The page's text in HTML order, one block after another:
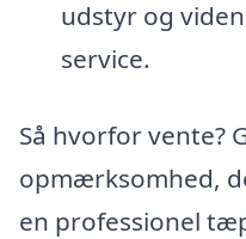
udstyr og
service.
Så hvorfor vente?
opmærksomhed,
en professionel